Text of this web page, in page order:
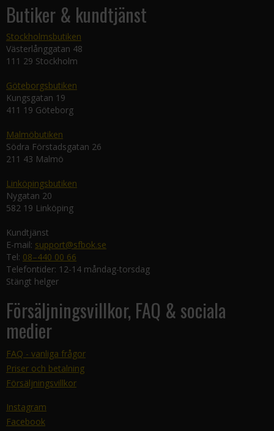
Butiker & kundtjänst
Stockholmsbutiken
Västerlånggatan 48
111 29 Stockholm
Göteborgsbutiken
Kungsgatan 19
411 19 Göteborg
Malmöbutiken
Södra Förstadsgatan 26
211 43 Malmö
Linköpingsbutiken
Nygatan 20
582 19 Linköping
Kundtjänst
E-mail: support@sfbok.se
Tel: 08–440 00 66
Telefontider: 12-14 måndag-torsdag
Stängt helger
Försäljningsvillkor, FAQ & sociala
medier
FAQ - vanliga frågor
Priser och betalning
Försäljningsvillkor
Instagram
Facebook